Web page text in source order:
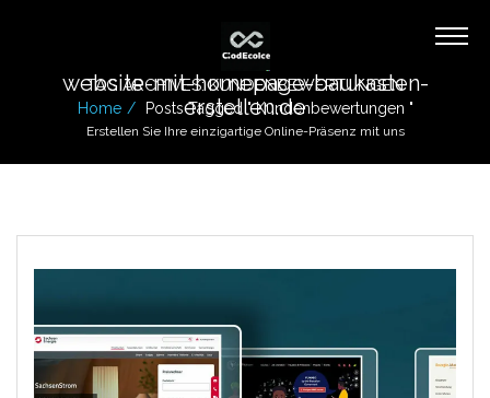
website-mit-homepage-baukasten-
erstellen.de
Erstellen Sie Ihre einzigartige Online-Präsenz mit uns
TAG ARCHIVES: KUNDENBEWERTUNGEN
Home Posts Tagged " Kundenbewertungen "